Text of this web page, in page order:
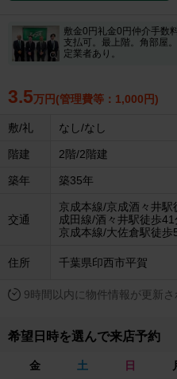
敷金0円礼金0円仲介手数
支払可。最上階。角部屋
定業者あり。
3.5万円(管理費等：1,000円)
敷/礼 なし/なし
階建 2階/2階建
築年 築35年
交通
京成本線/京成酒々井駅
成田線/酒々井駅徒歩41
京成本線/大佐倉駅徒歩
住所 千葉県印西市平賀
9時間以内に物件情報が更新さ
希望日時を選んで来店予約
金 土 日